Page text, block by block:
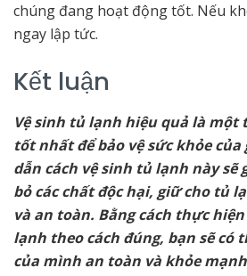
chúng đang hoạt động tốt. Nếu
ngay lập tức.
Kết luận
Vệ sinh tủ lạnh hiệu quả là một
tốt nhất để bảo vệ sức khỏe
dẫn cách vệ sinh tủ lạnh này sẽ
bỏ các chất độc hại, giữ cho tủ
và an toàn. Bằng cách thực
lạnh theo cách đúng, bạn sẽ có
của mình an toàn và khỏe